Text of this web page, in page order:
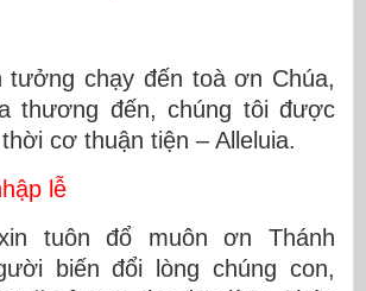
tưởng chạy đến toà ơn Chúa,
thương đến, chúng tôi được
cơ thuận tiện – Alleluia.
lễ
tuôn đổ muôn ơn Thánh
biến đổi lòng chúng con,